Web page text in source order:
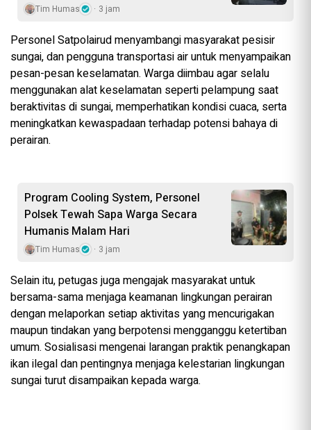
Tim Humas 3 jam
Personel Satpolairud menyambangi masyarakat pesisir
sungai, dan pengguna transportasi air untuk menyampaikan
pesan-pesan keselamatan. Warga diimbau agar selalu
menggunakan alat keselamatan seperti pelampung saat
beraktivitas di sungai, memperhatikan kondisi cuaca, serta
meningkatkan kewaspadaan terhadap potensi bahaya di
perairan.
Program Cooling System, Personel
Polsek Tewah Sapa Warga Secara
Humanis Malam Hari
Tim Humas 3 jam
Selain itu, petugas juga mengajak masyarakat untuk
bersama-sama menjaga keamanan lingkungan perairan
dengan melaporkan setiap aktivitas yang mencurigakan
maupun tindakan yang berpotensi mengganggu ketertiban
umum. Sosialisasi mengenai larangan praktik penangkapan
ikan ilegal dan pentingnya menjaga kelestarian lingkungan
sungai turut disampaikan kepada warga.